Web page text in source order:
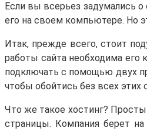
Если вы всерьез задумались
его на своем компьютере. Но
Итак, прежде всего, стоит
работы сайта необходима его
подключать с помощью двух
чтобы обойтись без всех
Что же такое хостинг?
страницы. Компания берет